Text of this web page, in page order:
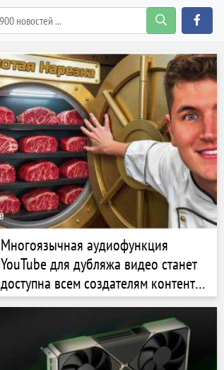
Многоязычная аудиофункция
YouTube для дубляжа видео станет
доступна всем создателям контента
на платформе